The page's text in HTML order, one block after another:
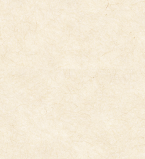
2026年1月15日